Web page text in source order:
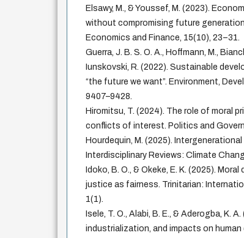
Elsawy, M., & Youssef, M. (2023).
without compromising future
Economics and Finance, 15(10), 23–31.
Guerra, J. B. S. O. A., Hoffmann, M.,
Iunskovski, R. (2022). Sustainable
“the future we want”. Environment,
9407–9428.
Hiromitsu, T. (2024). The role of moral
conflicts of interest. Politics and
Hourdequin, M. (2025).
Interdisciplinary Reviews: Climate
Idoko, B. O., & Okeke, E. K. (2025).
justice as fairness. Trinitarian:
1(1).
Isele, T. O., Alabi, B. E., & Aderogba, K.
industrialization, and impacts on